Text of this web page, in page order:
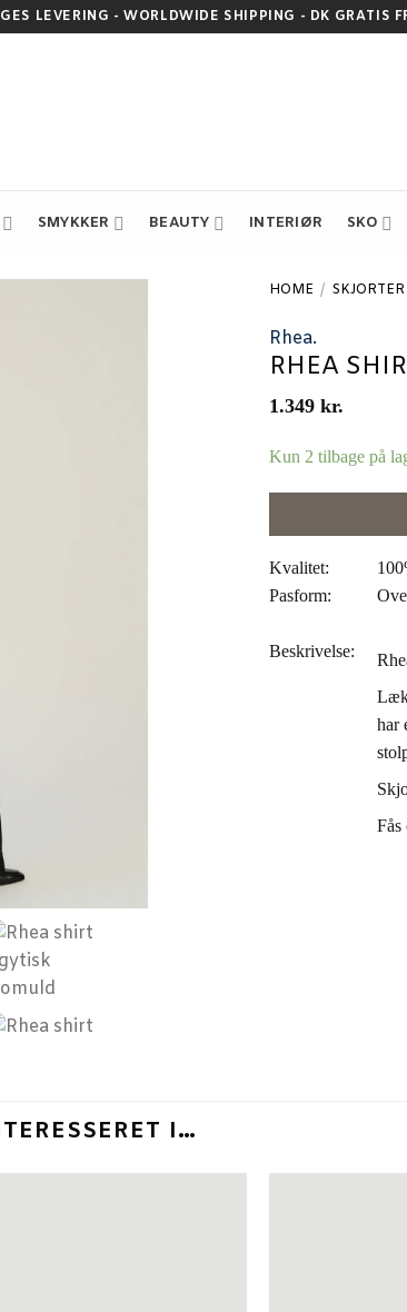
LEVERING - WORLDWIDE SHIPPING - DK GRATIS
SMYKKER BEAUTY INTERIØR SKO
HOME / SKJORTER
Rhea.
RHEA
1.349 kr.
Kun 2 tilbage på
Kvalitet:
Pasform:
Beskrivelse:
har
Fås
I…